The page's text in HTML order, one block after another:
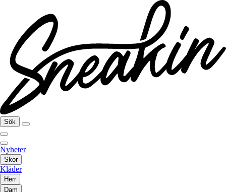
Sök
Nyheter
Skor
Kläder
Herr
Dam